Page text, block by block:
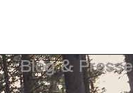
Blog & Presse